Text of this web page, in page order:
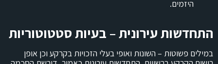
היזמים.
התחדשות עירונית – בעיות סטטוטוריות
במילים פשוטות – השונות ואופי בעלי הזכויות בקרקע וכן אופן